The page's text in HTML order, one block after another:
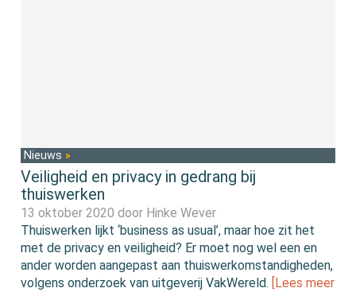
Nieuws
Veiligheid en privacy in gedrang bij
thuiswerken
13 oktober 2020 door Hinke Wever
Thuiswerken lijkt ‘business as usual’, maar hoe zit het
met de privacy en veiligheid? Er moet nog wel een en
ander worden aangepast aan thuiswerkomstandigheden,
volgens onderzoek van uitgeverij VakWereld.
[Lees meer